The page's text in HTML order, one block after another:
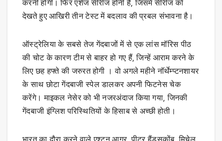
करनी होगी। फिर एशेज सीरीज होनी है, जिसमें सीरीज को
देखते हुए आखिरी तीन टेस्‍ट में बदलाव की प्रबल संभावना है।
ऑस्‍ट्रेलिया के सबसे तेज गेंदबाजों में से एक लांस मॉरिस पीठ
की चोट के कारण टीम से बाहर हो गए हैं, जिन्‍हें आराम करने के
लिए छह हफ्ते की जरुरत होगी । वो अगले महीने नॉर्थेम्‍प्‍टनशायर
के साथ छोटा गेंदबाजी स्‍पेल डालकर अपनी फिटनेस चेक
करेंगे। माइकल नेसेर को भी नजरअंदाज किया गया, जिनकी
गेंदबाजी इंग्लिश परिस्थितियों के हिसाब से अच्‍छी होती।
भारत का दौरा करने वाले एश्‍टन आगर, पीटर हैंड्सकोंब, मिचेल